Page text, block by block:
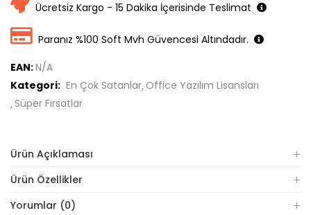
Ücretsiz Kargo - 15 Dakika İçerisinde Teslimat
Paranız %100 Soft Mvh Güvencesi Altındadır.
EAN:N/A
Kategori: En Çok Satanlar Office Yazılım Lisansları
Süper Fırsatlar
Ürün Açıklaması
Ürün Özellikler
Yorumlar (0)